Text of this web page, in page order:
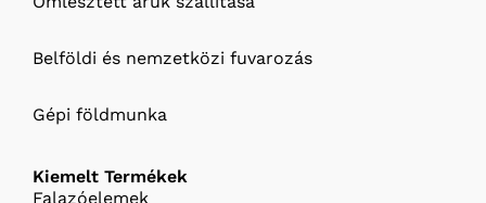
Belföldi és nemzetközi fuvarozás
Gépi földmunka
Kiemelt Termékek
Falazóelemek